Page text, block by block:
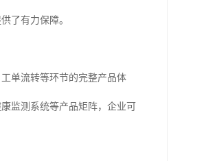
了有力保障。
单流转等环节的完整产品体
监测系统等产品矩阵，企业可